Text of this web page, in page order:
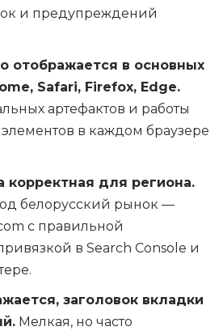
и предупреждений
отображается в основных
Safari, Firefox, Edge.
артефактов и работы
в каждом браузере
корректная для региона.
белорусский рынок —
с правильной
в Search Console и
заголовок вкладки
Мелкая, но часто